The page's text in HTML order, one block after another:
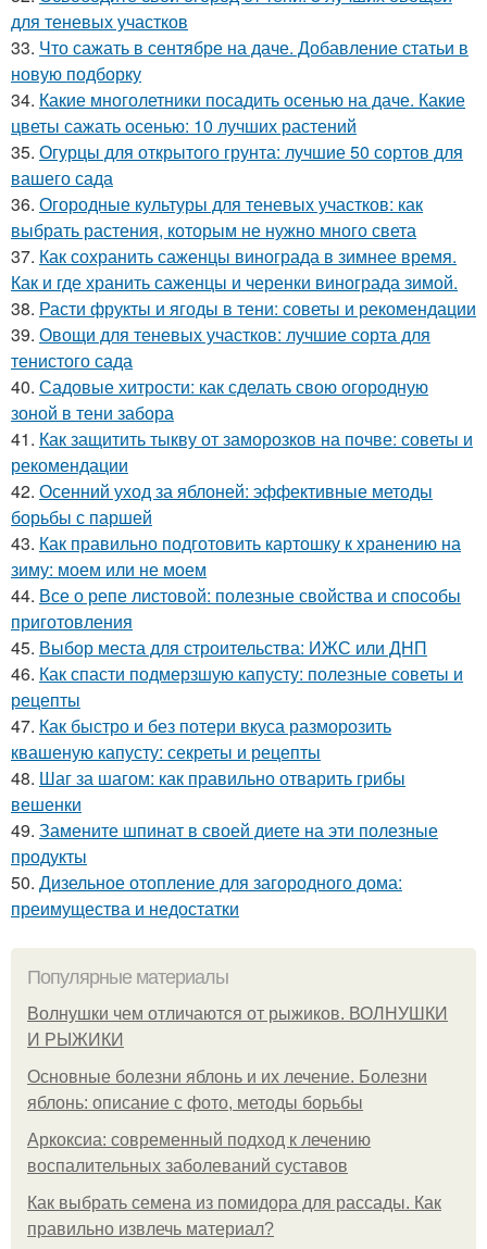
для теневых участков
33. Что сажать в сентябре на даче. Добавление статьи в
новую подборку
34. Какие многолетники посадить осенью на даче. Какие
цветы сажать осенью: 10 лучших растений
35. Огурцы для открытого грунта: лучшие 50 сортов для
вашего сада
36. Огородные культуры для теневых участков: как
выбрать растения, которым не нужно много света
37. Как сохранить саженцы винограда в зимнее время.
Как и где хранить саженцы и черенки винограда зимой.
38. Расти фрукты и ягоды в тени: советы и рекомендации
39. Овощи для теневых участков: лучшие сорта для
тенистого сада
40. Садовые хитрости: как сделать свою огородную
зоной в тени забора
41. Как защитить тыкву от заморозков на почве: советы и
рекомендации
42. Осенний уход за яблоней: эффективные методы
борьбы с паршей
43. Как правильно подготовить картошку к хранению на
зиму: моем или не моем
44. Все о репе листовой: полезные свойства и способы
приготовления
45. Выбор места для строительства: ИЖС или ДНП
46. Как спасти подмерзшую капусту: полезные советы и
рецепты
47. Как быстро и без потери вкуса разморозить
квашеную капусту: секреты и рецепты
48. Шаг за шагом: как правильно отварить грибы
вешенки
49. Замените шпинат в своей диете на эти полезные
продукты
50. Дизельное отопление для загородного дома:
преимущества и недостатки
Популярные материалы
Волнушки чем отличаются от рыжиков. ВОЛНУШКИ
И РЫЖИКИ
Основные болезни яблонь и их лечение. Болезни
яблонь: описание с фото, методы борьбы
Аркоксиа: современный подход к лечению
воспалительных заболеваний суставов
Как выбрать семена из помидора для рассады. Как
правильно извлечь материал?